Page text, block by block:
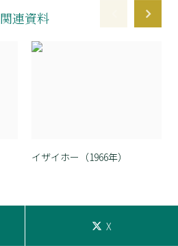
関連資料
イザイホー（1966年）
X